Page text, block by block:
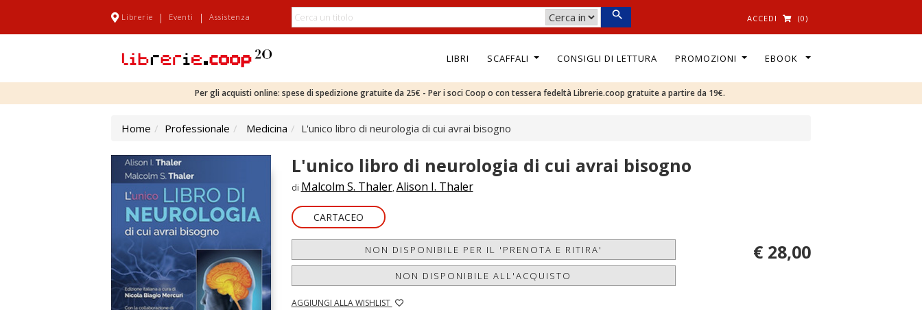
Librerie | Eventi | Assistenza ACCEDI (0)
LIBRI SCAFFALI CONSIGLI DI LETTURA PROMOZIONI EBOOK
Per gli acquisti online: spese di spedizione gratuite da 25€ - Per i soci Coop o con tessera fedeltà Librerie.coop gratuite a partire da 19€.
Home Professionale Medicina L'unico libro di neurologia di cui avrai bisogno
L'unico libro di neurologia di cui avrai bisogno
di Malcolm S. Thaler, Alison I. Thaler
CARTACEO
NON DISPONIBILE PER IL 'PRENOTA E RITIRA'
NON DISPONIBILE ALL'ACQUISTO
AGGIUNGI ALLA WISHLIST
€ 28,00